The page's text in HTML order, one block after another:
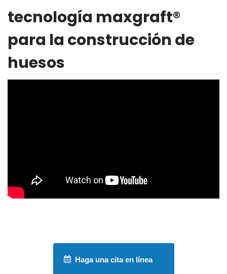
tecnología maxgraft®
para la construcción de
huesos
Haga una cita en línea